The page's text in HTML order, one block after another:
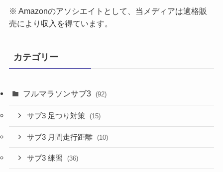
※ Amazonのアソシエイトとして、当メディアは適格販
売により収入を得ています。
カテゴリー
フルマラソンサブ3 (92)
サブ3 足つり対策 (15)
サブ3 月間走行距離 (10)
サブ3 練習 (36)